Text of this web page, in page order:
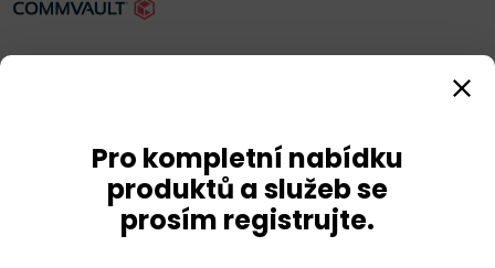
Recovery
Pro kompletní nabídku
produktů a služeb se
prosím registrujte.